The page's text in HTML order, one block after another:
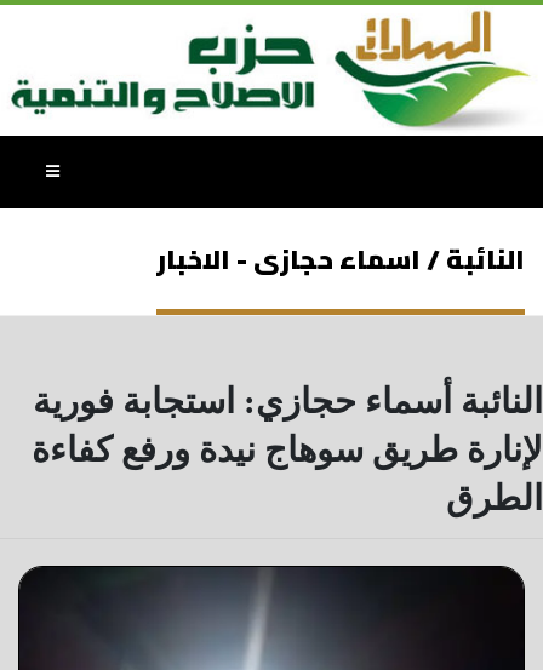
النائبة / اسماء حجازى - الاخبار
النائبة أسماء حجازي: استجابة فورية
لإنارة طريق سوهاج نيدة ورفع كفاءة
الطرق